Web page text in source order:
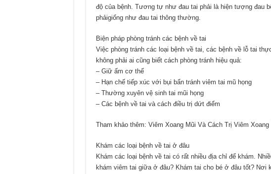
độ của bệnh. Tương tự như đau tai phải là hiện tượng đau
phảigiống như đau tai thông thường.
Biện pháp phòng tránh các bệnh về tai
Việc phòng tránh các loại bệnh về tai, các bệnh về lỗ tai
không phải ai cũng biết cách phòng tránh hiệu quả:
– Giữ ấm cơ thể
– Hạn chế tiếp xúc với bụi bẩn tránh viêm tai mũ họng
– Thường xuyên vệ sinh tai mũi họng
– Các bệnh về tai và cách điều trị dứt điểm
Tham khảo thêm: Viêm Xoang Mũi Và Cách Trị Viêm Xoang
Khám các loại bệnh về tai ở đâu
Khám các loại bệnh về tai có rất nhiều địa chỉ để khám.
khám viêm tai giữa ở đâu? Khám tai cho bé ở đâu tốt? Nơi